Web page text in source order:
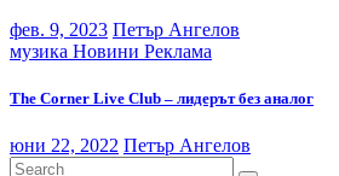
фев. 9, 2023 Петър Ангелов
музика Новини Реклама
The Corner Live Club – лидерът без аналог
юни 22, 2022 Петър Ангелов